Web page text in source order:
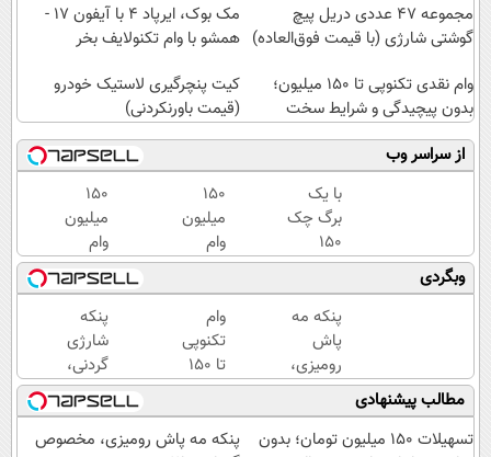
مجموعه 47 عددی دریل پیچ
گوشتی شارژی‌ (با قیمت فوق‌العاده)
مک بوک، ایرپاد 4 با آیفون 17 -
همشو با وام تکنولایف بخر
وام نقدی تکنوپی تا ۱۵۰ میلیون؛
بدون پیچیدگی و شرایط سخت
کیت پنچرگیری لاستیک خودرو
(قیمت باورنکردنی)
از سراسر وب
با یک
برگ چک
150
میلیون
وام
تکنولایف
بگیر
150
میلیون
وام
فوری
تکنوپی
150
میلیون
وام
بدون
ضامن
با یک
چک
برای
خرید
گوشی
وبگردی
پنکه مه
پاش
رومیزی،
مخصوص
گرمایی‌ها!!
وام
تکنوپی
تا ۱۵۰
میلیون؛
بدون
ضامن،
پنکه
شارژی
گردنی،
با
قیمت
باور
مطالب پیشنهادی
تسهیلات ۱۵۰ میلیون تومان؛ بدون
پنکه مه پاش رومیزی، مخصوص